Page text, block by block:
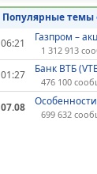
Популярные темы
06:21
Газпром –
1 312 913
01:27 Банк ВТБ
476 100
07.08
699 632